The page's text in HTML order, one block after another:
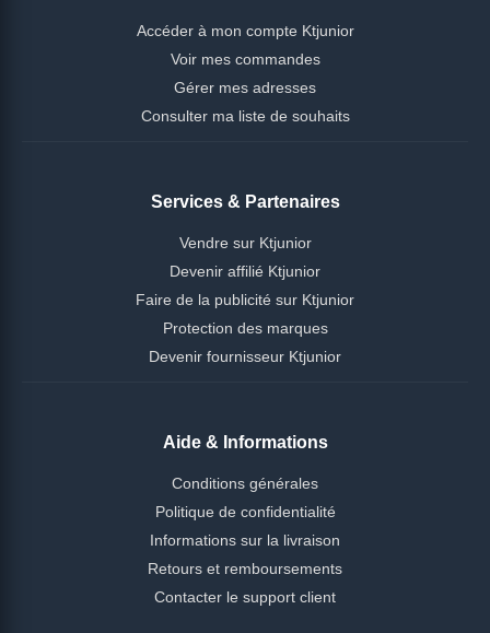
Accéder à mon compte Ktjunior
Voir mes commandes
Gérer mes adresses
Consulter ma liste de souhaits
Services & Partenaires
Vendre sur Ktjunior
Devenir affilié Ktjunior
Faire de la publicité sur Ktjunior
Protection des marques
Devenir fournisseur Ktjunior
Aide & Informations
Conditions générales
Politique de confidentialité
Informations sur la livraison
Retours et remboursements
Contacter le support client